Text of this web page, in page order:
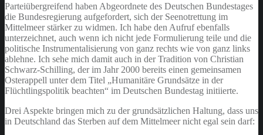
Parteiübergreifend haben Abgeordnete des Deutschen Bundestages
die Bundesregierung aufgefordert, sich der Seenotrettung im
Mittelmeer stärker zu widmen. Ich habe den Aufruf ebenfalls
unterzeichnet, auch wenn ich nicht jede Formulierung teile und die
politische Instrumentalisierung von ganz rechts wie von ganz links
ablehne. Ich sehe mich damit auch in der Tradition von Christian
Schwarz-Schilling, der im Jahr 2000 bereits einen gemeinsamen
Osterappell unter dem Titel „Humanitäre Grundsätze in der
Flüchtlingspolitik beachten“ im Deutschen Bundestag initiierte.
Drei Aspekte bringen mich zu der grundsätzlichen Haltung, dass uns
in Deutschland das Sterben auf dem Mittelmeer nicht egal sein darf: